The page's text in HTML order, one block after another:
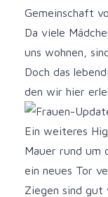
Gemeinschaft
Da viele
uns wohnen,
Doch das
den wir hier
Ein weiteres
Mauer rund um
ein neues Tor
Ziegen sind gut